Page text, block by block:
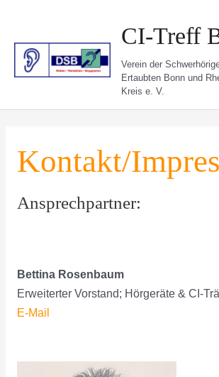
springen
CI-Treff
Verein der
Ertaubten Bonn und
Kreis e. V.
Kontakt/
Ansprechpartner:
Bettina Rosenbaum
Erweiterter Vorstand; Hörgeräte & CI-
E-Mail